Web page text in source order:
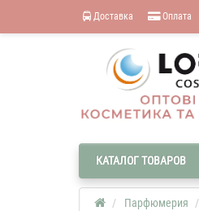
Доставка Оплата
КАТАЛОГ ТОВАРОВ
Парфюмерия